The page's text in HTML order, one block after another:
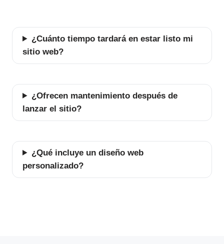
¿Cuánto tiempo tardará en estar listo mi
sitio web?
¿Ofrecen mantenimiento después de
lanzar el sitio?
¿Qué incluye un diseño web
personalizado?